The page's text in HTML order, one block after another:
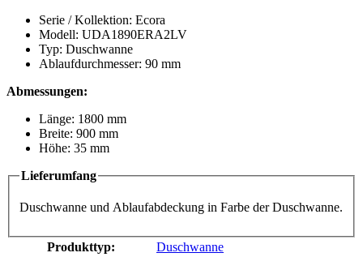
Serie / Kollektion: Ecora
Modell: UDA1890ERA2LV
Typ: Duschwanne
Ablaufdurchmesser: 90 mm
Abmessungen:
Länge: 1800 mm
Breite: 900 mm
Höhe: 35 mm
Lieferumfang
Duschwanne und Ablaufabdeckung in Farbe der Duschwanne.
Produkttyp:
Duschwanne